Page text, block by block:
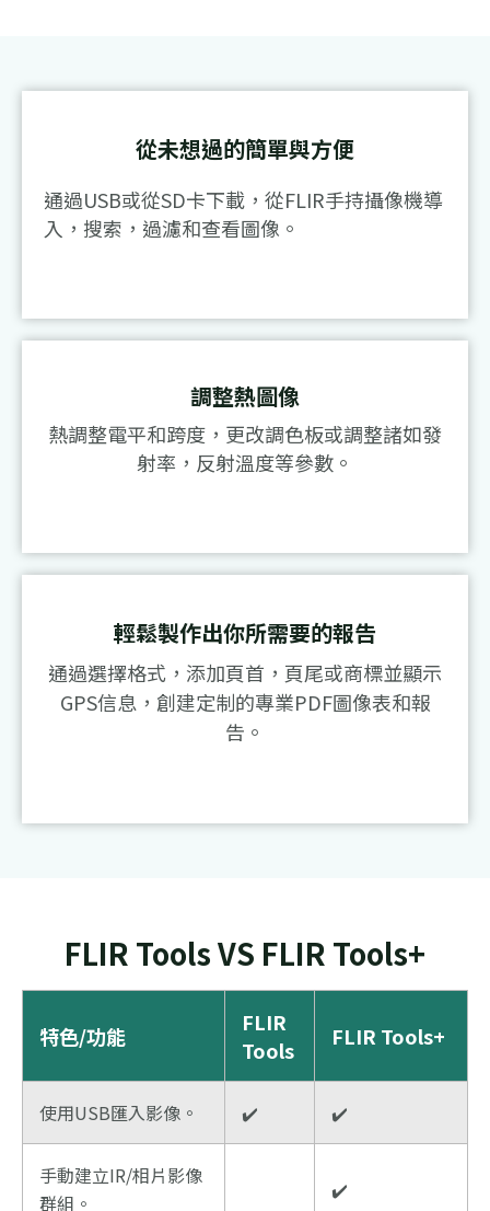
從未想過的簡單與方便
通過USB或從SD卡下載，從FLIR手持攝像機導
入，搜索，過濾和查看圖像。
調整熱圖像
熱調整電平和跨度，更改調色板或調整諸如發
射率，反射溫度等參數。
輕鬆製作出你所需要的報告
通過選擇格式，添加頁首，頁尾或商標並顯示
GPS信息，創建定制的專業PDF圖像表和報
告。
FLIR Tools VS FLIR Tools+
特色/功能
FLIR
Tools
FLIR Tools+
使用USB匯入影像。 ✔️ ✔️
手動建立IR/相片影像
群組。
✔️